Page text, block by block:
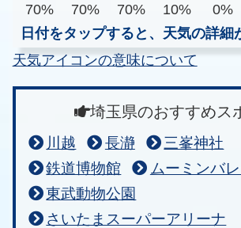
70%
70% 70% 10% 0%
日付をタップすると、天気の詳細
天気アイコンの意味について
埼玉県のおすすめス
川越 長瀞
三峯神社
鉄道博物館
ムーミンバ
東武動物公園
さいたまスーパーアリーナ